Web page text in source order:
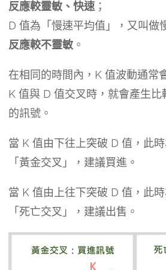
反應較靈敏、快速；
D 值為「慢速平均值」，又叫做
反應較不靈敏。
在相同的時間內，K 值波動通常
K 值與 D 值交叉時，就會產生比
的訊號。
當 K 值由下往上突破 D 值，此
「黃金交叉」，建議買進。
當 K 值由上往下突破 D 值，此
「死亡交叉」，建議出售。